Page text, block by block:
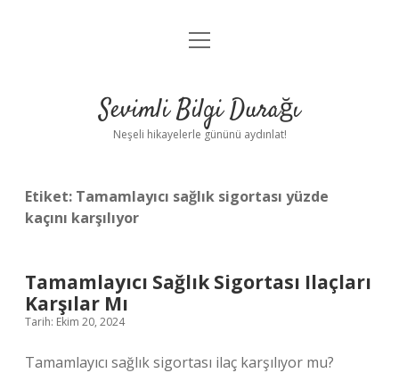
Anasayfa
Yasal Uyarı
menüyü
Sevimli Bilgi Durağı
Neşeli hikayelerle gününü aydınlat!
Etiket: Tamamlayıcı sağlık sigortası yüzde
kaçını karşılıyor
Tamamlayıcı Sağlık Sigortası Ilaçları
Karşılar Mı
Tarih: Ekim 20, 2024
Tamamlayıcı sağlık sigortası ilaç karşılıyor mu?